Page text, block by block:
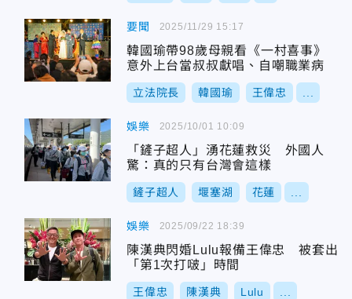
要聞
韓國瑜帶98歲母親看《一村喜事》
意外上台當叔叔獻唱、自嘲職業病
立法院長 韓國瑜 王偉忠
2025/11/29 15:17
娛樂
「鏟子超人」湧花蓮救災 外國人
驚：真的只有台灣會這樣
鏟子超人 堰塞湖 花蓮
2025/10/01 10:09
娛樂
陳漢典閃婚Lulu報備王偉忠 被套出
「第1次打啵」時間
王偉忠 陳漢典 Lulu
2025/09/22 18:39